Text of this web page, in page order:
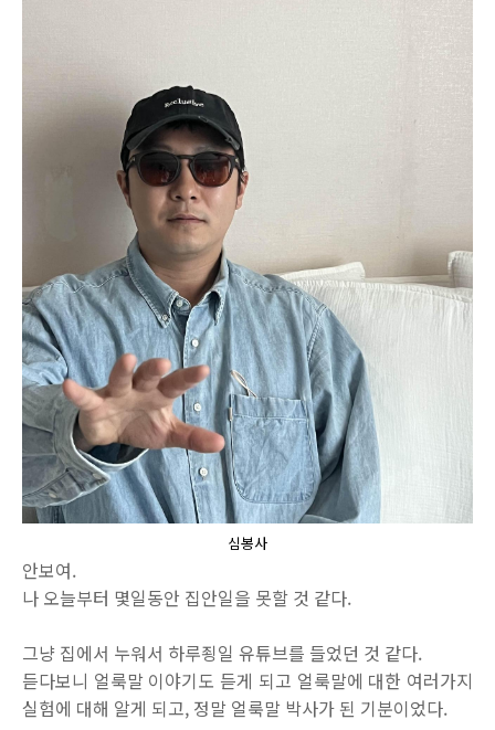
심봉사
안보여.
나 오늘부터 몇일동안 집안일을 못할 것 같다.
그냥 집에서 누워서 하루죙일 유튜브를 들었던 것 같다.
듣다보니 얼룩말 이야기도 듣게 되고 얼룩말에 대한 여러가지
실험에 대해 알게 되고, 정말 얼룩말 박사가 된 기분이었다.